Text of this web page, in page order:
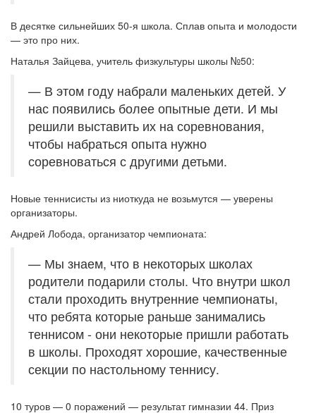
В десятке сильнейших 50-я школа. Сплав опыта и молодости
— это про них.
Наталья Зайцева, учитель физкультуры школы №50:
— В этом году набрали маленьких детей. У
нас появились более опытные дети. И мы
решили выставить их на соревнования,
чтобы набраться опыта нужно
соревноваться с другими детьми.
Новые теннисисты из ниоткуда не возьмутся — уверены
организаторы.
Андрей Лобода, организатор чемпионата:
— Мы знаем, что в некоторых школах
родители подарили столы. Что внутри школ
стали проходить внутренние чемпионаты,
что ребята которые раньше занимались
теннисом - они некоторые пришли работать
в школы. Проходят хорошие, качественные
секции по настольному теннису.
10 туров — 0 поражений — результат гимназии 44. Приз